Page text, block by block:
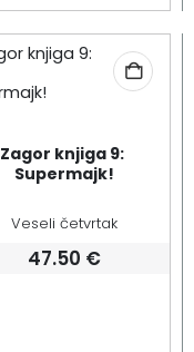
Zagor knjiga 9:
Supermajk!
Veseli četvrtak
47.50 €